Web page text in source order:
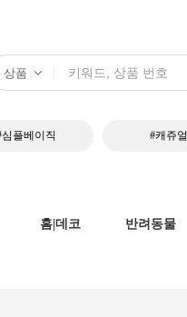
심플베이직 #캐쥬얼
홈|데코 반려동물